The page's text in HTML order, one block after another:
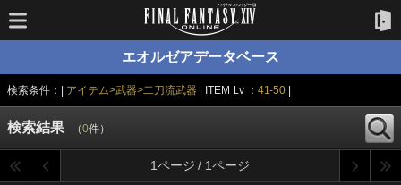
エオルゼアデータベース
検索条件：| アイテム>武器>二刀流武器 | ITEM Lv ： 41-50
検索結果 （0件）
1ページ / 1ページ